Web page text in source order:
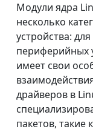
Модули ядра
несколько
устройства:
периферийных
имеет свои
драйверов в
пакетов, такие